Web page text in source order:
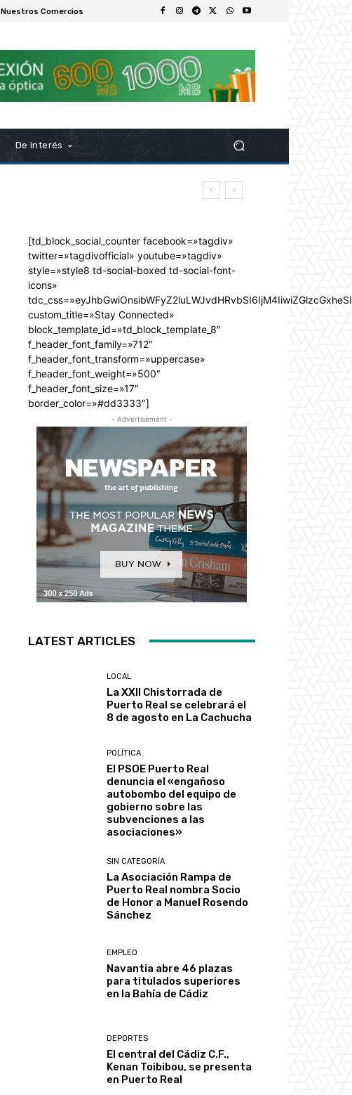
Nuestros Comercios
De Interés
[td_block_social_counter facebook=»tagdiv»
twitter=»tagdivofficial» youtube=»tagdiv»
style=»style8 td-social-boxed td-social-font-
icons»
custom_title=»Stay Connected»
block_template_id=»td_block_template_8″
f_header_font_family=»712″
f_header_font_transform=»uppercase»
f_header_font_weight=»500″
f_header_font_size=»17″
border_color=»#dd3333″]
- Advertisement -
LATEST ARTICLES
LOCAL
La XXII Chistorrada de
Puerto Real se celebrará el
8 de agosto en La Cachucha
POLÍTICA
El PSOE Puerto Real
denuncia el «engañoso
autobombo del equipo de
gobierno sobre las
subvenciones a las
asociaciones»
SIN CATEGORÍA
La Asociación Rampa de
Puerto Real nombra Socio
de Honor a Manuel Rosendo
Sánchez
EMPLEO
Navantia abre 46 plazas
para titulados superiores
en la Bahía de Cádiz
DEPORTES
El central del Cádiz C.F.,
Kenan Toibibou, se presenta
en Puerto Real